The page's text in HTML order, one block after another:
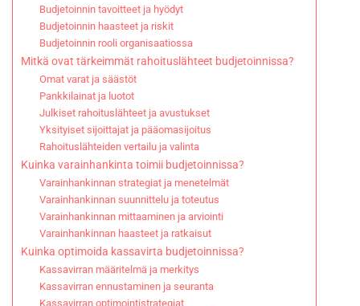
Budjetoinnin tavoitteet ja hyödyt
Budjetoinnin haasteet ja riskit
Budjetoinnin rooli organisaatiossa
Mitkä ovat tärkeimmät rahoituslähteet budjetoinnissa?
Omat varat ja säästöt
Pankkilainat ja luotot
Julkiset rahoituslähteet ja avustukset
Yksityiset sijoittajat ja pääomasijoitus
Rahoituslähteiden vertailu ja valinta
Kuinka varainhankinta toimii budjetoinnissa?
Varainhankinnan strategiat ja menetelmät
Varainhankinnan suunnittelu ja toteutus
Varainhankinnan mittaaminen ja arviointi
Varainhankinnan haasteet ja ratkaisut
Kuinka optimoida kassavirta budjetoinnissa?
Kassavirran määritelmä ja merkitys
Kassavirran ennustaminen ja seuranta
Kassavirran optimointistrategiat